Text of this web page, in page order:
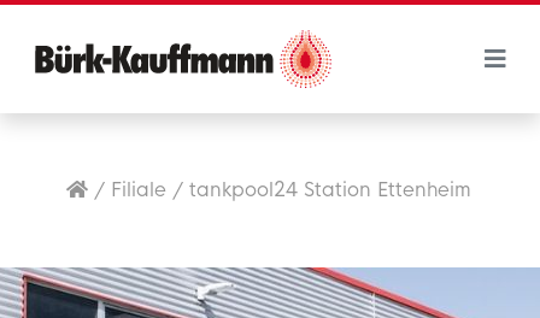
/ Filiale /tankpool24 Station Ettenheim